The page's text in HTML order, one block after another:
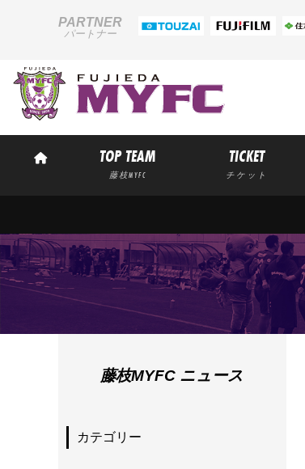
PARTNER
パートナー
TOP TEAM
藤枝MYFC
TICKET
チケット
藤枝MYFC ニュース
カテゴリー